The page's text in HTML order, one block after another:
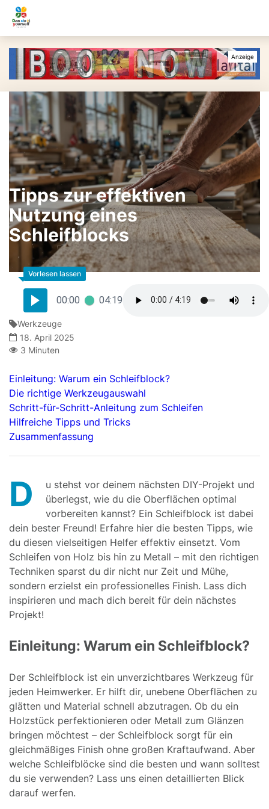
Tipps zur effektiven
Nutzung eines
Schleifblocks
00:00 04:19
Werkzeuge
18. April 2025
3 Minuten
Einleitung: Warum ein Schleifblock?
Die richtige Werkzeugauswahl
Schritt-für-Schritt-Anleitung zum Schleifen
Hilfreiche Tipps und Tricks
Zusammenfassung
D
u stehst vor deinem nächsten DIY-Projekt und
überlegst, wie du die Oberflächen optimal
vorbereiten kannst? Ein Schleifblock ist dabei
dein bester Freund! Erfahre hier die besten Tipps, wie
du diesen vielseitigen Helfer effektiv einsetzt. Vom
Schleifen von Holz bis hin zu Metall – mit den richtigen
Techniken sparst du dir nicht nur Zeit und Mühe,
sondern erzielst ein professionelles Finish. Lass dich
inspirieren und mach dich bereit für dein nächstes
Projekt!
Einleitung: Warum ein Schleifblock?
Der Schleifblock ist ein unverzichtbares Werkzeug für
jeden Heimwerker. Er hilft dir, unebene Oberflächen zu
glätten und Material schnell abzutragen. Ob du ein
Holzstück perfektionieren oder Metall zum Glänzen
bringen möchtest – der Schleifblock sorgt für ein
gleichmäßiges Finish ohne großen Kraftaufwand. Aber
welche Schleifblöcke sind die besten und wann solltest
du sie verwenden? Lass uns einen detaillierten Blick
darauf werfen.